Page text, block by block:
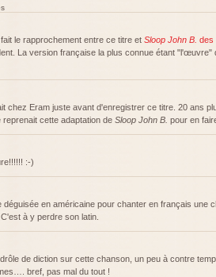
le rapprochement entre ce titre et Sloop John B. des
La version française la plus connue étant "l'œuvre"
chez Eram juste avant d'enregistrer ce titre. 20 ans
cette adaptation de Sloop John B. pour en
:-)
déguisée en américaine pour chanter en français une
à y perdre son latin.
de diction sur cette chanson, un peu à contre
bref, pas mal du tout !